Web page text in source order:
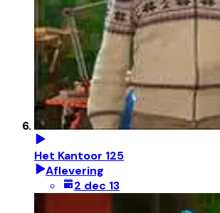
Het Kantoor 125
Aflevering
2 dec 13